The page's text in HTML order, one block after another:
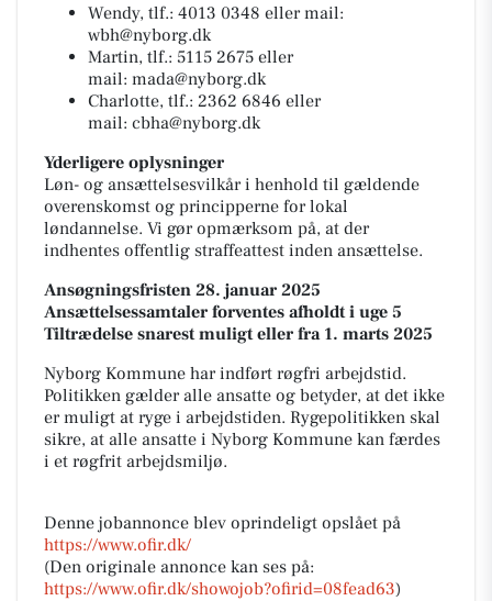
Wendy, tlf.: 4013 0348 eller mail:
wbh@nyborg.dk
Martin, tlf.: 5115 2675 eller
mail: mada@nyborg.dk
Charlotte, tlf.: 2362 6846 eller
mail: cbha@nyborg.dk
Yderligere oplysninger
Løn- og ansættelsesvilkår i henhold til gældende
overenskomst og principperne for lokal
løndannelse. Vi gør opmærksom på, at der
indhentes offentlig straffeattest inden ansættelse.
Ansøgningsfristen 28. januar 2025
Ansættelsessamtaler forventes afholdt i uge 5
Tiltrædelse snarest muligt eller fra 1. marts 2025
Nyborg Kommune har indført røgfri arbejdstid.
Politikken gælder alle ansatte og betyder, at det ikke
er muligt at ryge i arbejdstiden. Rygepolitikken skal
sikre, at alle ansatte i Nyborg Kommune kan færdes
i et røgfrit arbejdsmiljø.
Denne jobannonce blev oprindeligt opslået på
https://www.ofir.dk/
(Den originale annonce kan ses på:
https://www.ofir.dk/showojob?ofirid=08fead63)